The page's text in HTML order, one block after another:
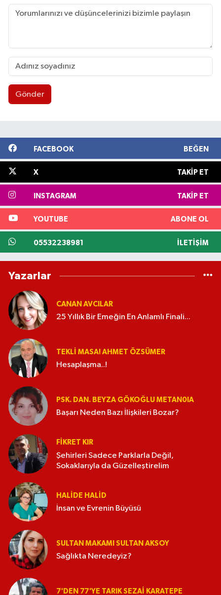
Gönder
FACEBOOK BEĞEN
X TAKIP ET
INSTAGRAM TAKIP ET
YOUTUBE ABONE OL
05532238981 İLETIŞIM
Yazarlar
CANAN AVCILAR
25 Yıllık Bir Emeğin En Anlamlı Finali...
TEKLI MASA! AHMET ÖZSÜMER
Hesaplaşma..!
PSK. DAN. BEYZA GÖKOĞLU METAN0IA
Başarı Neden Bazı İlişkileri Bozar?
FIKRET KIR
Şehirleri Sadece Parklarla Değil,
Sokaklarıyla da Güzelleştirelim
HALIDE HALID
İnsan ve Evrenin Büyüsü
SULTAN MAKAMI SULTAN AKSOY
Sağlıkta Neredeyiz?
7'DEN 77'YE TARIK SEZAI KARATEPE